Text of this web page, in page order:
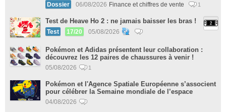
Dossier 06/08/2026 Finance et chiffres de vente 1
Test de Heave Ho 2 : ne jamais baisser les bras !
Test 17/20 05/08/2026
Pokémon et Adidas présentent leur collaboration :
découvrez les 12 paires de chaussures à venir !
05/08/2026 1
Pokémon et l'Agence Spatiale Européenne s’associent
pour célébrer la Semaine mondiale de l’espace
04/08/2026